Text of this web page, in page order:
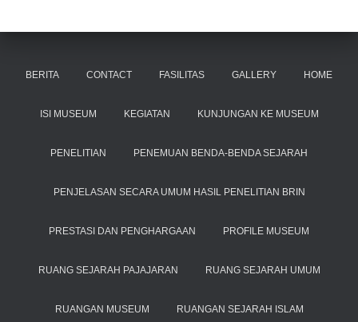
BERITA CONTACT FASILITAS GALLERY HOME
ISI MUSEUM KEGIATAN KUNJUNGAN KE MUSEUM
PENELITIAN PENEMUAN BENDA-BENDA SEJARAH
PENJELASAN SECARA UMUM HASIL PENELITIAN BRIN
PRESTASI DAN PENGHARGAAN PROFILE MUSEUM
RUANG SEJARAH PAJAJARAN RUANG SEJARAH UMUM
RUANGAN MUSEUM RUANGAN SEJARAH ISLAM